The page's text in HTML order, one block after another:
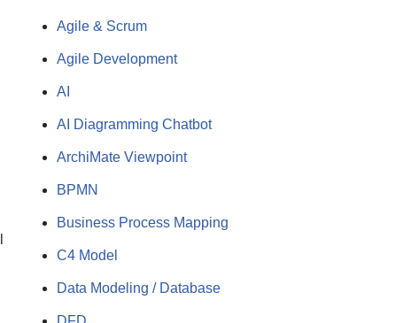
Agile & Scrum
Agile Development
AI
AI Diagramming Chatbot
ArchiMate Viewpoint
BPMN
Business Process Mapping
C4 Model
Data Modeling / Database